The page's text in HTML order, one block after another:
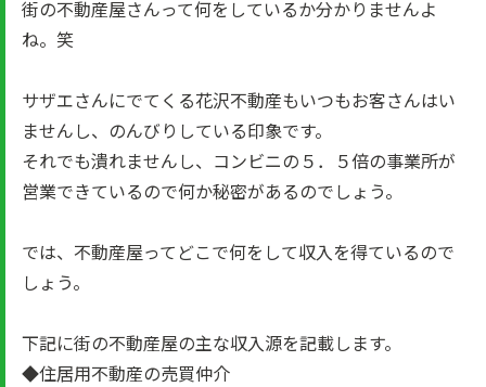
街の不動産屋さんって何をしているか分かりませんよ
ね。笑
サザエさんにでてくる花沢不動産もいつもお客さんはい
ませんし、のんびりしている印象です。
それでも潰れませんし、コンビニの５．５倍の事業所が
営業できているので何か秘密があるのでしょう。
では、不動産屋ってどこで何をして収入を得ているので
しょう。
下記に街の不動産屋の主な収入源を記載します。
◆住居用不動産の売買仲介